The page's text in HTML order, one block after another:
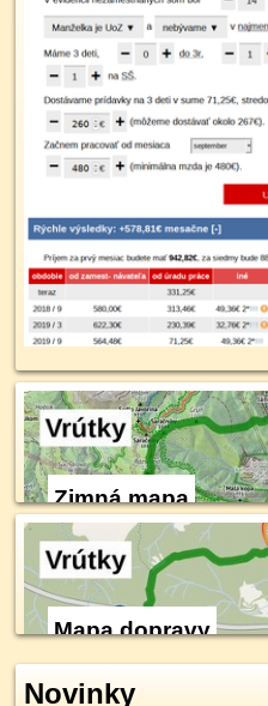
Zimná mapa
Mapa dopravy
Novinky